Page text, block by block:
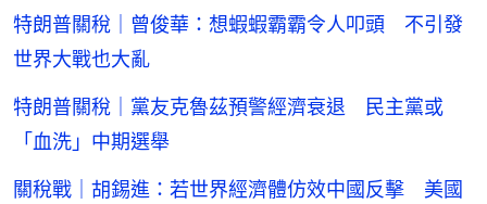
特朗普關稅｜曾俊華：想蝦蝦霸霸令人叩頭 不引發
世界大戰也大亂
特朗普關稅｜黨友克魯茲預警經濟衰退 民主黨或
「血洗」中期選舉
關稅戰｜胡錫進：若世界經濟體仿效中國反擊 美國